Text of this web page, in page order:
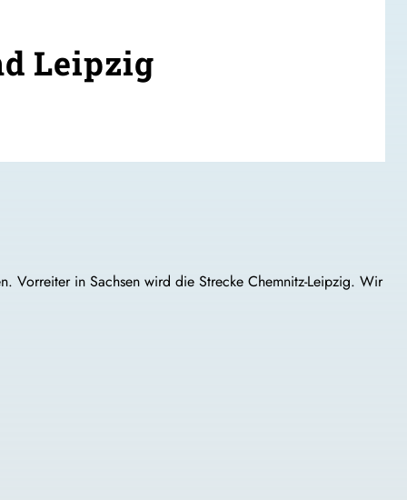
Leipzig
Vorreiter in Sachsen wird die Strecke Chemnitz-Leipzig. Wir